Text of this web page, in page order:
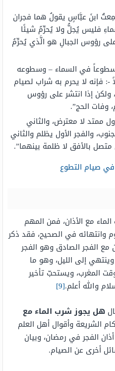
ابنَ عبَّاسٍ يقولُ هما فجران
فليس يُحِلُّ ولا يُحرِّمُ شيئًا
رؤوس الجبالِ هو الَّذي يُحرِّمُ
في السماء – وسطوعه
فإنه لا يحرم به شراب لصيام
ولكن إذا انتشر على رؤوس
وفات الحج”.
ممتد لا معترض، والثاني
والفجر الأول يظلم والثاني
متصل بالأفق لا ظلمة بينهما”.
صيام التطوع
مع الأذان، فمن المهم
وانتهائه في الصحيح، فقد ذكر
مع الفجر الصادق وهو الفجر
إلى الليل، وهو ما
المغرب، ويستحبّ تأخير
والله أعلم.[9]
هل يجوز شرب الماء مع
الشريعة وأقوال أهل العلم
الفجر في رمضان، وبيان
أخرى عن الصيام.